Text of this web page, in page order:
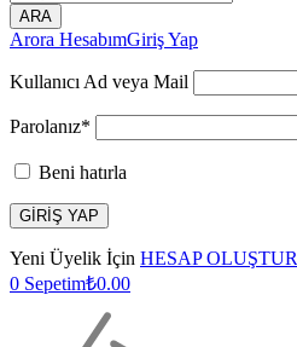
Arora HesabımGiriş Yap
Kullanıcı Ad veya Mail
Parolanız*
Beni hatırla
Yeni Üyelik İçin HESAP OLUŞTUR
0 Sepetim₺0.00